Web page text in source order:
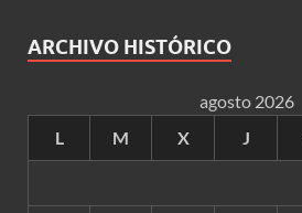
ARCHIVO HISTÓRICO
agosto 2026
L
M X J